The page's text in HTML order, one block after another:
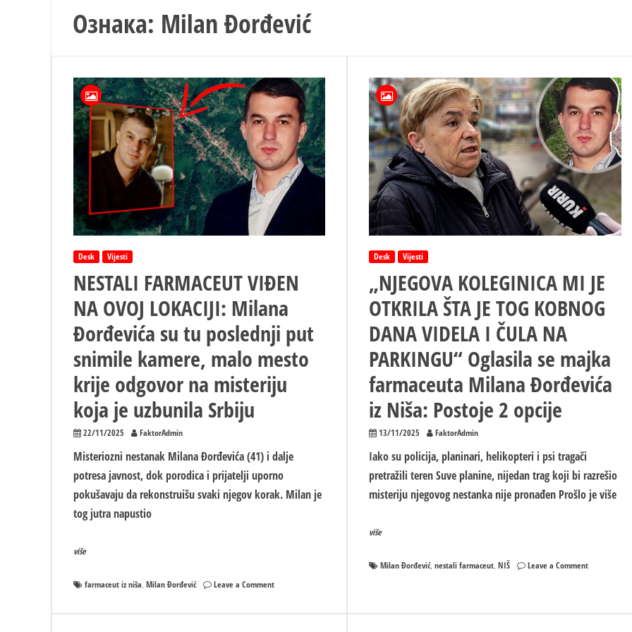
Ознака: Milan Đorđević
Desk Vijesti
NESTALI FARMACEUT VIĐEN
NA OVOJ LOKACIJI: Milana
Đorđevića su tu poslednji put
snimile kamere, malo mesto
krije odgovor na misteriju
koja je uzbunila Srbiju
22/11/2025 FaktorAdmin
Misteriozni nestanak Milana Đorđevića (41) i dalje
potresa javnost, dok porodica i prijatelji uporno
pokušavaju da rekonstruišu svaki njegov korak. Milan je
tog jutra napustio
više
farmaceut iz niša, Milan Đorđević Leave a Commenton
FARMACEUT
Desk Vijesti
„NJEGOVA KOLEGINICA MI JE
OTKRILA ŠTA JE TOG KOBNOG
DANA VIDELA I ČULA NA
PARKINGU“ Oglasila se majka
farmaceuta Milana Đorđevića
iz Niša: Postoje 2 opcije
13/11/2025 FaktorAdmin
Iako su policija, planinari, helikopteri i psi tragači
pretražili teren Suve planine, nijedan trag koji bi razrešio
misteriju njegovog nestanka nije pronađen Prošlo je više
više
Milan Đorđević,nestali farmaceut,NIŠ Leave a Commenton